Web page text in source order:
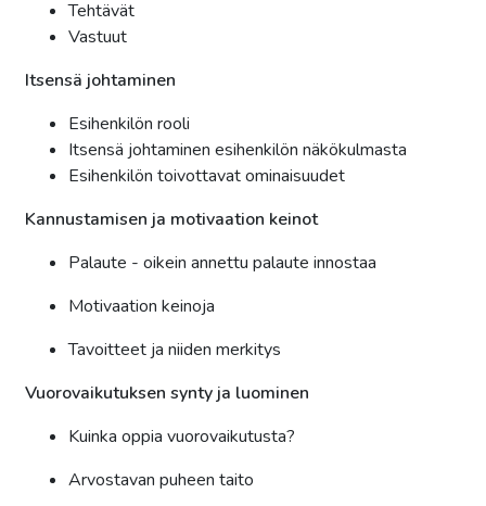
Tehtävät
Vastuut
Itsensä johtaminen
Esihenkilön rooli
Itsensä johtaminen esihenkilön näkökulmasta
Esihenkilön toivottavat ominaisuudet
Kannustamisen ja motivaation keinot
Palaute - oikein annettu palaute innostaa
Motivaation keinoja
Tavoitteet ja niiden merkitys
Vuorovaikutuksen synty ja luominen
Kuinka oppia vuorovaikutusta?
Arvostavan puheen taito